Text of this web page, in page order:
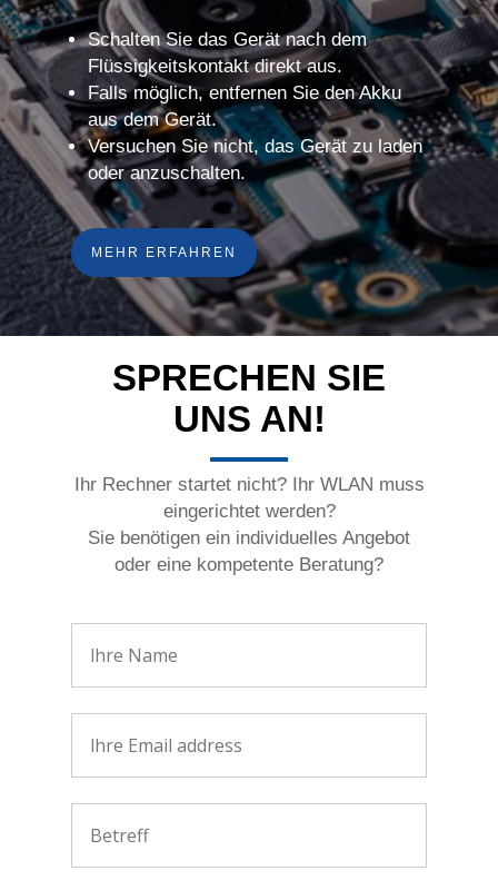
Schalten Sie das Gerät nach dem
Flüssigkeitskontakt direkt aus.
Falls möglich, entfernen Sie den Akku
aus dem Gerät.
Versuchen Sie nicht, das Gerät zu laden
oder anzuschalten.
MEHR ERFAHREN
SPRECHEN SIE
UNS AN!
Ihr Rechner startet nicht? Ihr WLAN muss
eingerichtet werden?
Sie benötigen ein individuelles Angebot
oder eine kompetente Beratung?